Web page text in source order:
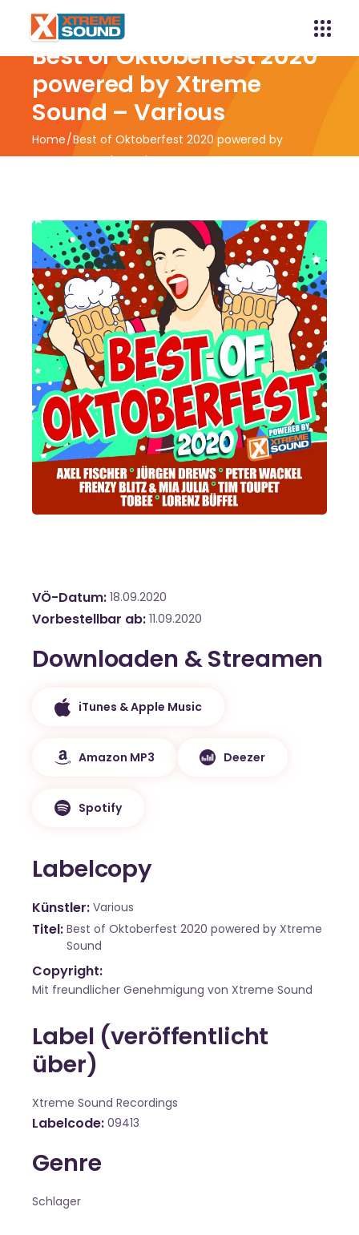
Best of Oktoberfest 2020
powered by Xtreme
Sound – Various
Home Best of Oktoberfest 2020 powered by
Xtreme Sound – Various
VÖ-Datum 18.09.2020
Vorbestellbar ab 11.09.2020
Downloaden & Streamen
iTunes & Apple Music
Amazon MP3 Deezer
Spotify
Labelcopy
Künstler Various
Titel Best of Oktoberfest 2020 powered by Xtreme
Sound
Copyright:
Mit freundlicher Genehmigung von Xtreme Sound
Label (veröffentlicht
über)
Xtreme Sound Recordings
Labelcode 09413
Genre
Schlager